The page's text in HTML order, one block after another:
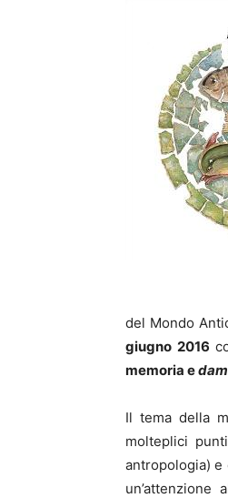
del Mondo
giugno 2016
memoria e
Il tema della
molteplici
antropologia) e